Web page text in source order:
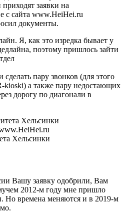
документы.
Я, как это изредка бывает у
поэтому пришлось зайти
пару звонков (для этого
kioski) а также пару недостающих
дорогу по диагонали в
Хельсинки
Вашу заявку одобрили, Вам
2012-м году мне пришло
Но времена меняются и в 2019-м